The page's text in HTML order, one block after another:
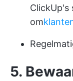
ClickUp's
om
5.